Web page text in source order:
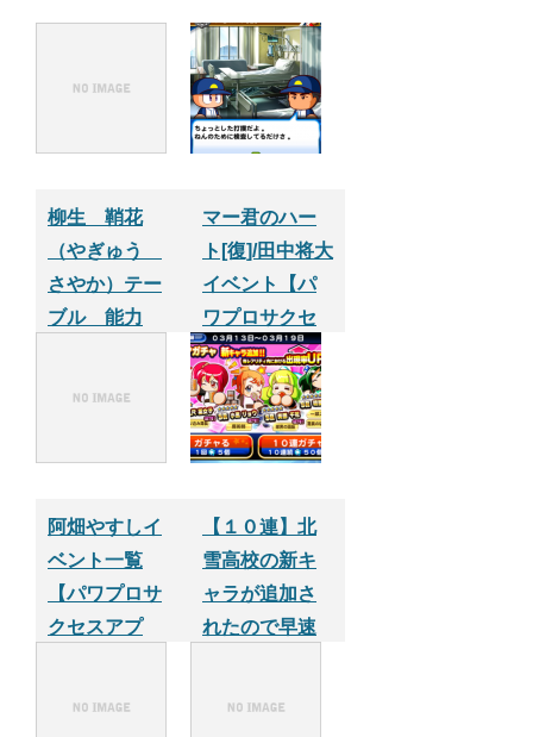
柳生 鞘花
（やぎゅう
さやか）テー
ブル 能力
マー君のハー
ト[復]/田中将大
イベント【パ
ワプロサクセ
スアプリ】
阿畑やすしイ
ベント一覧
【パワプロサ
クセスアプ
【１０連】北
雪高校の新キ
ャラが追加さ
れたので早速